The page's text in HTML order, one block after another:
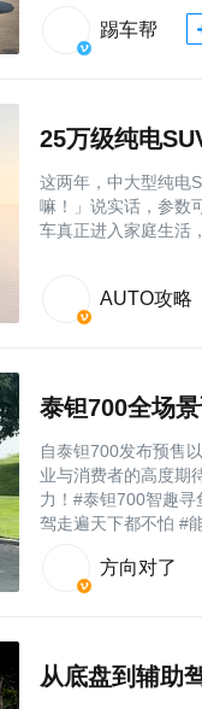
踢车帮
25万级纯电
这两年，中大型纯电
嘛！」说实话，参数
车真正进入家庭生活
AUTO攻略
自泰钽700发布预售
业与消费者的高度期
力！#泰钽700智趣
驾走遍天下都不怕 #
方向对了
从底盘到辅助